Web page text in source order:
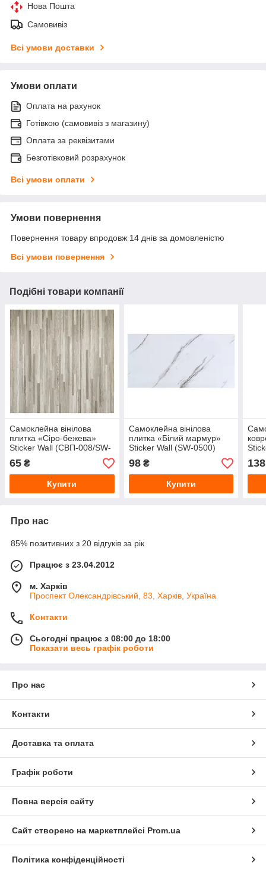
Нова Пошта
Самовивіз
Всі умови доставки
Умови оплати
Оплата на рахунок
Готівкою (самовивіз з магазину)
Оплата за реквізитами
Безготівковий розрахунок
Всі умови оплати
Умови повернення
Повернення товару впродовж 14 днів за домовленістю
Всі умови повернення
Подібні товари компанії
Самоклейна вінілова
плитка «Сіро-бежева»
Sticker Wall (СВП-008/SW-
0286) 152×914×1.5 мм
65 ₴
Купити
Самоклейна вінілова
плитка «Білий мармур»
Sticker Wall (SW-0500)
600×300×1.5 мм
98₴
Купити
138
Про нас
85% позитивних з 20 відгуків за рік
Працює з 23.04.2012
м. Харків
Проспект Олександрівський, 83, Харків, Україна
Контакти
Сьогодні працює з 08:00 до 18:00
Показати весь графік роботи
Про нас
Контакти
Доставка та оплата
Графік роботи
Повна версія сайту
Сайт створено на маркетплейсі Prom.ua
Політика конфіденційності